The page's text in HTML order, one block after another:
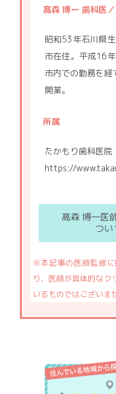
髙森 博一 歯科医
昭和53年石川県
市在住。平成16
市内での勤務を
開業。
所属
たかもり歯科医院
https://
髙森 博一医
つい
※本記事の医師監修
り、医師が具体的な
いるものではございま